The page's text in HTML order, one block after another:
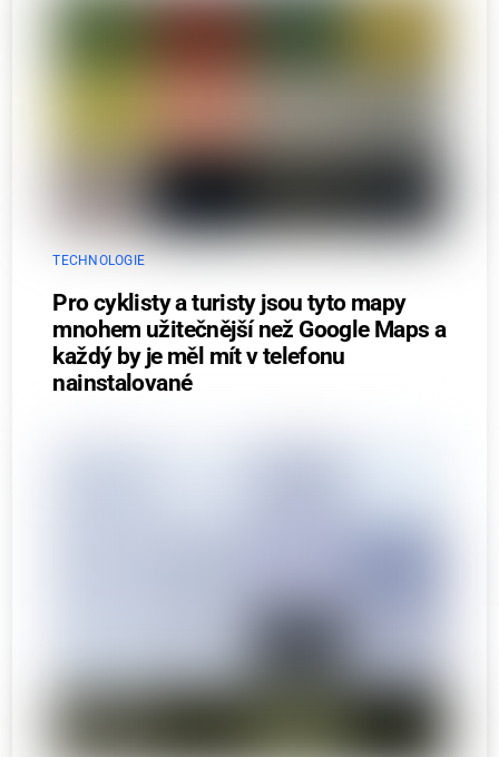
TECHNOLOGIE
Pro cyklisty a turisty jsou tyto mapy
mnohem užitečnější než Google Maps a
každý by je měl mít v telefonu
nainstalované